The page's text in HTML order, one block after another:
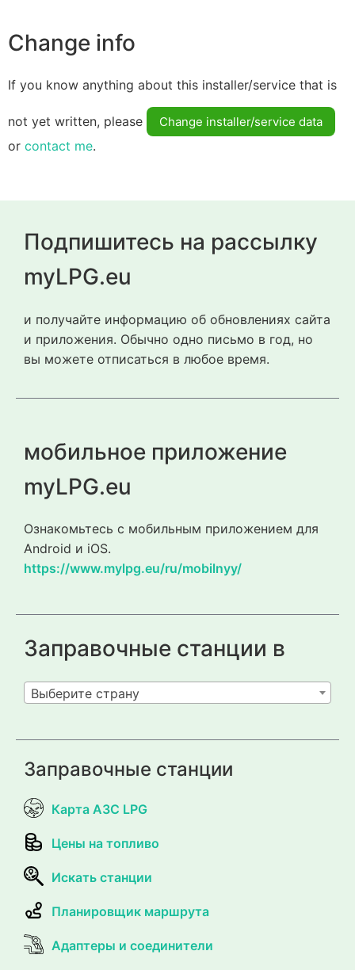
Change info
If you know anything about this installer/service that is
not yet written, please Change installer/service data
or contact me.
Подпишитесь на рассылку
myLPG.eu
и получайте информацию об обновлениях сайта
и приложения. Обычно одно письмо в год, но
вы можете отписаться в любое время.
мобильное приложение
myLPG.eu
Ознакомьтесь с мобильным приложением для
Android и iOS.
https://www.mylpg.eu/ru/mobilnyy/
Заправочные станции в
Выберите страну
Заправочные станции
Карта АЗС LPG
Цены на топливо
Искать станции
Планировщик маршрута
Адаптеры и соединители